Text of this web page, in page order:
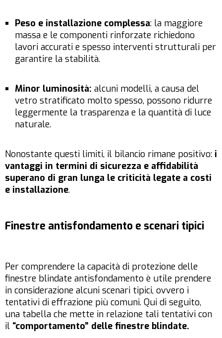
Peso e installazione complessa: la maggiore
massa e le componenti rinforzate richiedono
lavori accurati e spesso interventi strutturali per
garantire la stabilità.
Minor luminosità: alcuni modelli, a causa del
vetro stratificato molto spesso, possono ridurre
leggermente la trasparenza e la quantità di luce
naturale.
Nonostante questi limiti, il bilancio rimane positivo: i
vantaggi in termini di sicurezza e affidabilità
superano di gran lunga le criticità legate a costi
e installazione.
Finestre antisfondamento e scenari tipici
Per comprendere la capacità di protezione delle
finestre blindate antisfondamento è utile prendere
in considerazione alcuni scenari tipici, ovvero i
tentativi di effrazione più comuni. Qui di seguito,
una tabella che mette in relazione tali tentativi con
il “comportamento” delle finestre blindate.